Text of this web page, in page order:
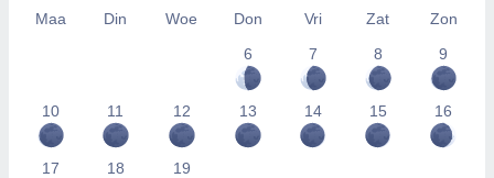
Maa Din Woe Don Vri Zat
Zon
6
7 8 9
10 11 12 13 14 15 16
17 18 19